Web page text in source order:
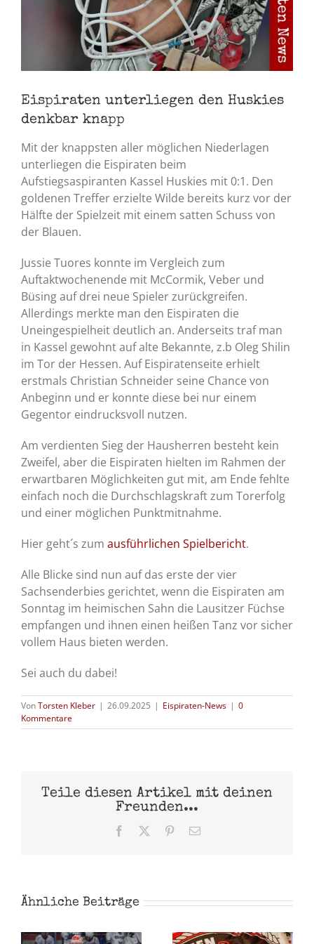
Eispiraten unterliegen den Huskies
denkbar knapp
Mit der knappsten aller möglichen Niederlagen
unterliegen die Eispiraten beim
Aufstiegsaspiranten Kassel Huskies mit 0:1. Den
goldenen Treffer erzielte Wilde bereits kurz vor der
Hälfte der Spielzeit mit einem satten Schuss von
der Blauen.
Jussie Tuores konnte im Vergleich zum
Auftaktwochenende mit McCormik, Veber und
Büsing auf drei neue Spieler zurückgreifen.
Allerdings merkte man den Eispiraten die
Uneingespielheit deutlich an. Anderseits traf man
in Kassel gewohnt auf alte Bekannte, z.b Oleg Shilin
im Tor der Hessen. Auf Eispiratenseite erhielt
erstmals Christian Schneider seine Chance von
Anbeginn und er konnte diese bei nur einem
Gegentor eindrucksvoll nutzen.
Am verdienten Sieg der Hausherren besteht kein
Zweifel, aber die Eispiraten hielten im Rahmen der
erwartbaren Möglichkeiten gut mit, am Ende fehlte
einfach noch die Durchschlagskraft zum Torerfolg
und einer möglichen Punktmitnahme.
Hier geht´s zum ausführlichen Spielbericht.
Alle Blicke sind nun auf das erste der vier
Sachsenderbies gerichtet, wenn die Eispiraten am
Sonntag im heimischen Sahn die Lausitzer Füchse
empfangen und ihnen einen heißen Tanz vor sicher
vollem Haus bieten werden.
Sei auch du dabei!
VonTorsten Kleber | 26.09.2025 | Eispiraten-News | 0
Kommentare
Teile diesen Artikel mit deinen
Freunden...
Facebook Pinterest
E-
Ähnliche Beiträge